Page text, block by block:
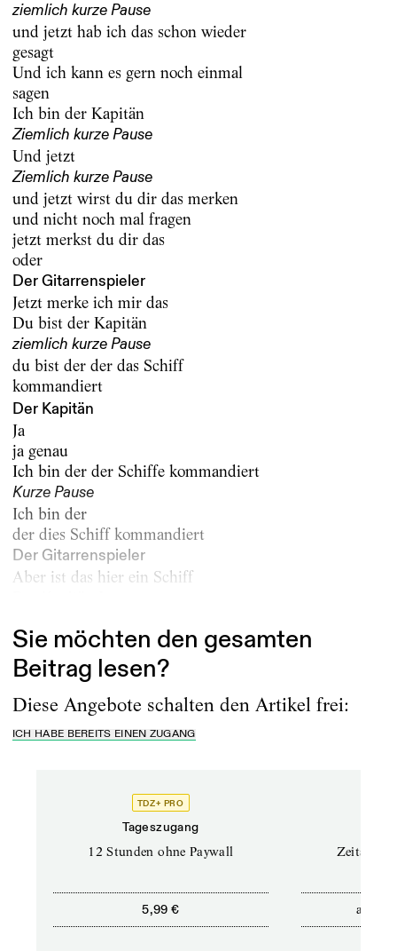
ziemlich kurze Pause
und jetzt hab ich das schon wieder
gesagt
Und ich kann es gern noch einmal
sagen
Ich bin der Kapitän
Ziemlich kurze Pause
Und jetzt
Ziemlich kurze Pause
und jetzt wirst du dir das merken
und nicht noch mal fragen
jetzt merkst du dir das
oder
Der Gitarrenspieler
Jetzt merke ich mir das
Du bist der Kapitän
ziemlich kurze Pause
du bist der der das Schiff
kommandiert
Der Kapitän
Ja
ja genau
Ich bin der der Schiffe kommandiert
Kurze Pause
Ich bin der
der dies Schiff kommandiert
Der Gitarrenspieler
Aber ist das hier ein Schiff
Sie möchten den gesamten
Beitrag lesen?
Diese Angebote schalten den Artikel frei:
ICH HABE BEREITS EINEN ZUGANG
TDZ+ PRO
Tageszugang
12 Stunden ohne Paywall
5,99 € ab